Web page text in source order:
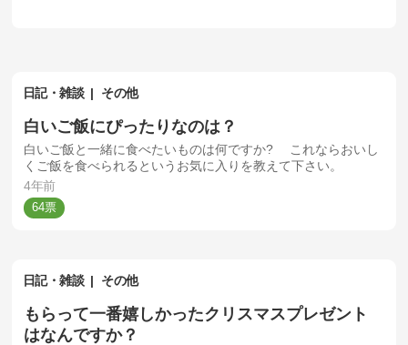
日記・雑談 その他
白いご飯にぴったりなのは？
白いご飯と一緒に食べたいものは何ですか? これならおいし
くご飯を食べられるというお気に入りを教えて下さい。
4年前
64
日記・雑談 その他
もらって一番嬉しかったクリスマスプレゼント
はなんですか？